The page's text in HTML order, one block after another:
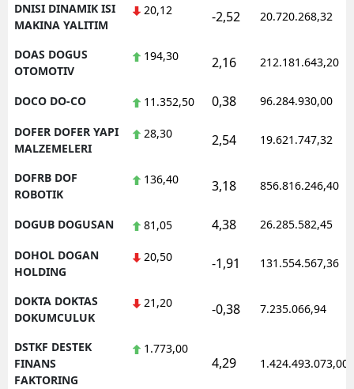
DNISI DINAMIK ISI
MAKINA YALITIM
20,12 -2,52 20.720.268,32
DOAS DOGUS
OTOMOTIV
194,30 2,16 212.181.643,20
DOCO DO-CO 11.352,50 0,38 96.284.930,00
DOFER DOFER YAPI
MALZEMELERI
28,30 2,54 19.621.747,32
DOFRB DOF
ROBOTIK
136,40 3,18 856.816.246,40
DOGUB DOGUSAN 81,05 4,38 26.285.582,45
DOHOL DOGAN
HOLDING
20,50 -1,91 131.554.567,36
DOKTA DOKTAS
DOKUMCULUK
21,20 -0,38 7.235.066,94
DSTKF DESTEK
FINANS
FAKTORING
1.773,00
4,29 1.424.493.073,00